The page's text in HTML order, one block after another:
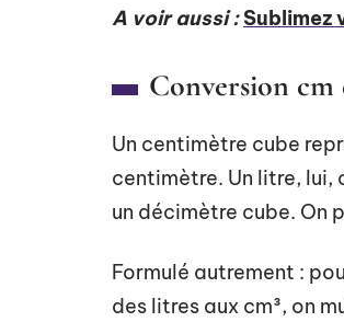
A voir aussi : Sublimez
Conversion cm
Un centimètre cube
centimètre. Un litre, lui,
un décimètre cube. On
Formulé autrement :
des litres aux cm³, on